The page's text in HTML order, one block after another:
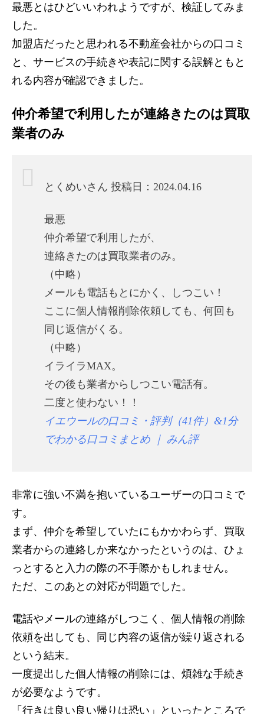
最悪とはひどいいわれようですが、検証してみま
した。
加盟店だったと思われる不動産会社からの口コミ
と、サービスの手続きや表記に関する誤解ともと
れる内容が確認できました。
仲介希望で利用したが連絡きたのは買取
業者のみ
とくめいさん 投稿日：2024.04.16
最悪
仲介希望で利用したが、
連絡きたのは買取業者のみ。
（中略）
メールも電話もとにかく、しつこい！
ここに個人情報削除依頼しても、何回も
同じ返信がくる。
（中略）
イライラMAX。
その後も業者からしつこい電話有。
二度と使わない！！
イエウールの口コミ・評判（41件）&1分
でわかる口コミまとめ ｜ みん評
非常に強い不満を抱いているユーザーの口コミで
す。
まず、仲介を希望していたにもかかわらず、買取
業者からの連絡しか来なかったというのは、ひょ
っとすると入力の際の不手際かもしれません。
ただ、このあとの対応が問題でした。
電話やメールの連絡がしつこく、個人情報の削除
依頼を出しても、同じ内容の返信が繰り返される
という結末。
一度提出した個人情報の削除には、煩雑な手続き
が必要なようです。
「行きは良い良い帰りは恐い」といったところで